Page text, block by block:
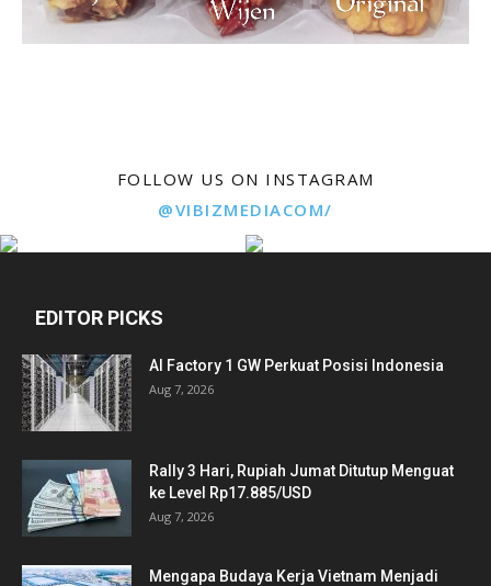
FOLLOW US ON INSTAGRAM
@VIBIZMEDIACOM/
EDITOR PICKS
AI Factory 1 GW Perkuat Posisi Indonesia
Aug 7, 2026
Rally 3 Hari, Rupiah Jumat Ditutup Menguat
ke Level Rp17.885/USD
Aug 7, 2026
Mengapa Budaya Kerja Vietnam Menjadi